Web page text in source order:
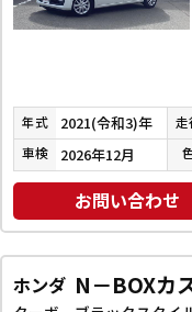
年式 2021(令和3)年 走
車検 2026年12月
お問い合わせ
ホンダ N－BOXカ